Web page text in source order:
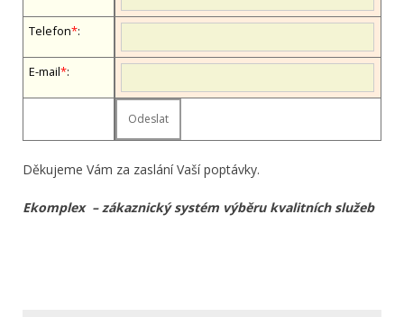
Telefon*:
E-mail*:
Děkujeme Vám za zaslání Vaší poptávky.
Ekomplex – zákaznický systém výběru kvalitních služeb